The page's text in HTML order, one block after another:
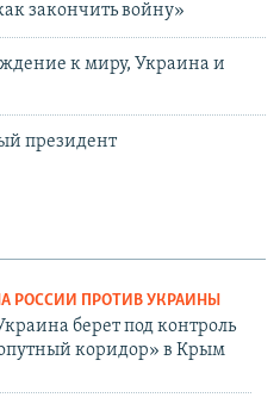
закончить войну»
к миру, Украина и
президент
РОССИИ ПРОТИВ УКРАИНЫ
берет под контроль
коридор» в Крым